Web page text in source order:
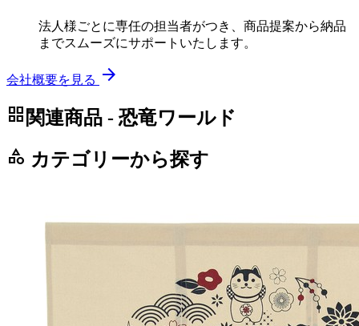
法人様ごとに専任の担当者がつき、商品提案から納品
までスムーズにサポートいたします。
会社概要を見る arrow_forward
grid_view 関連商品 - 恐竜ワールド
category カテゴリーから探す